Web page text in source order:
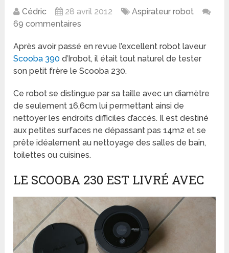
Cédric 28 avril 2012
Aspirateur robot
69 commentaires
Après avoir passé en revue l’excellent robot laveur
Scooba 390 d’Irobot, il était tout naturel de tester
son petit frère le Scooba 230.
Ce robot se distingue par sa taille avec un diamètre
de seulement 16,6cm lui permettant ainsi de
nettoyer les endroits difficiles d’accès. Il est destiné
aux petites surfaces ne dépassant pas 14m2 et se
prête idéalement au nettoyage des salles de bain,
toilettes ou cuisines.
LE SCOOBA 230 EST LIVRÉ AVEC